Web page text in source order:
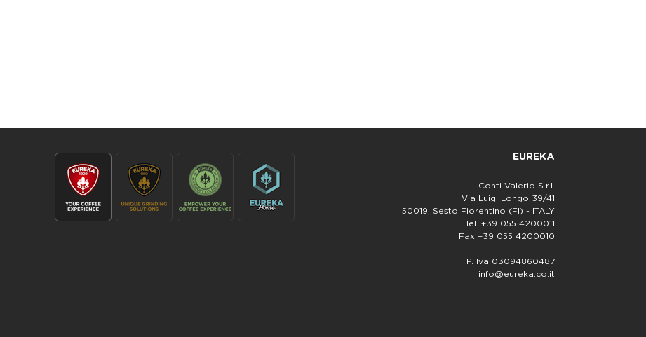
EUREKA
Conti Valerio S.r.l.
Via Luigi Longo 39/41
50019, Sesto Fiorentino (FI) - ITALY
Tel. +39 055 4200011
Fax +39 055 4200010
P. Iva 03094860487
info@eureka.co.it